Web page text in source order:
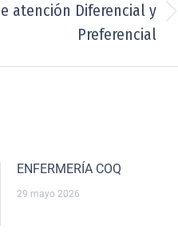
atención Diferencial y
Preferencial
ENFERMERÍA COQ
29 mayo 2026